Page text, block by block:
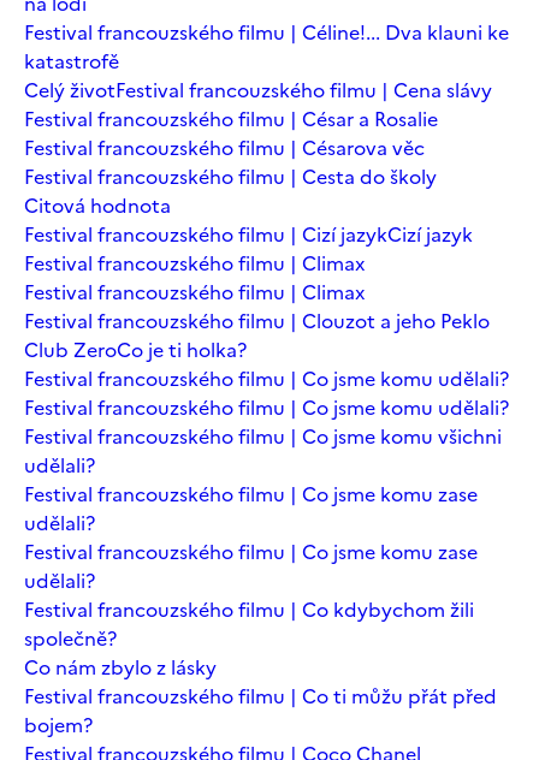
Festival francouzského filmu | Céline!... Dva klauni ke
katastrofě
Celý životFestival francouzského filmu | Cena slávy
Festival francouzského filmu | César a Rosalie
Festival francouzského filmu | Césarova věc
Festival francouzského filmu | Cesta do školy
Citová hodnota
Festival francouzského filmu | Cizí jazykCizí jazyk
Festival francouzského filmu | Climax
Festival francouzského filmu | Climax
Festival francouzského filmu | Clouzot a jeho Peklo
Club ZeroCo je ti holka?
Festival francouzského filmu | Co jsme komu udělali?
Festival francouzského filmu | Co jsme komu udělali?
Festival francouzského filmu | Co jsme komu všichni
udělali?
Festival francouzského filmu | Co jsme komu zase
udělali?
Festival francouzského filmu | Co jsme komu zase
udělali?
Festival francouzského filmu | Co kdybychom žili
společně?
Co nám zbylo z lásky
Festival francouzského filmu | Co ti můžu přát před
bojem?
Festival francouzského filmu | Coco Chanel